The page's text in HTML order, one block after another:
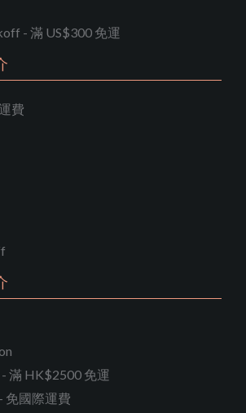
- 滿 US$300 免運
費
滿 HK$2500 免運
免國際運費